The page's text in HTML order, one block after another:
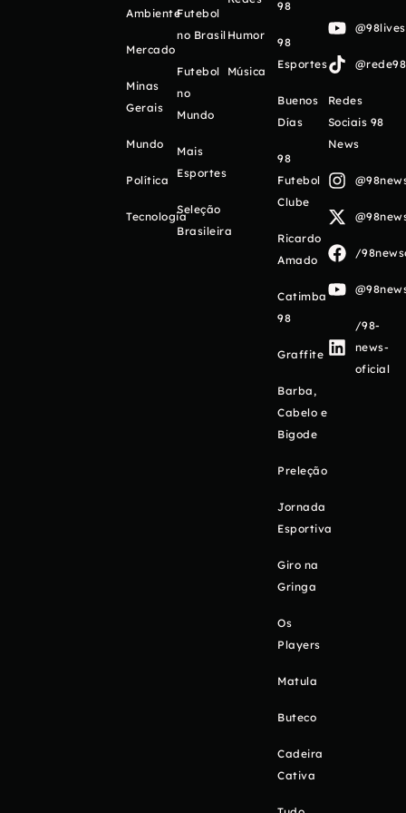
Ambiente
Mercado
Minas
Gerais
Mundo
Política
Tecnologia
Futebol
no Brasil
Futebol
no
Mundo
Mais
Esportes
Seleção
Brasileira
Humor
Música
98
98
Esportes
Buenos
Días
98
Futebol
Clube
Ricardo
Amado
Catimba
98
Graffite
Barba,
Cabelo e
Bigode
Preleção
Jornada
Esportiva
Giro na
Gringa
Os
Players
Matula
Buteco
Cadeira
Cativa
Redes
Sociais 98
News
/
/98-
news-
oficial